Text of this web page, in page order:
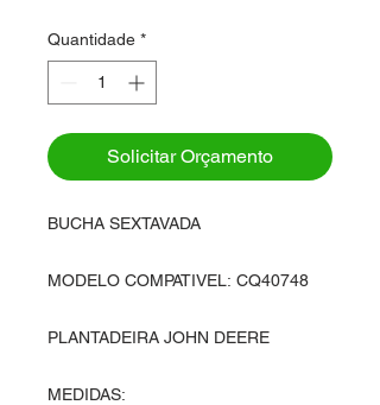
Quantidade *
Solicitar Orçamento
BUCHA SEXTAVADA
MODELO COMPATIVEL: CQ40748
PLANTADEIRA JOHN DEERE
MEDIDAS: